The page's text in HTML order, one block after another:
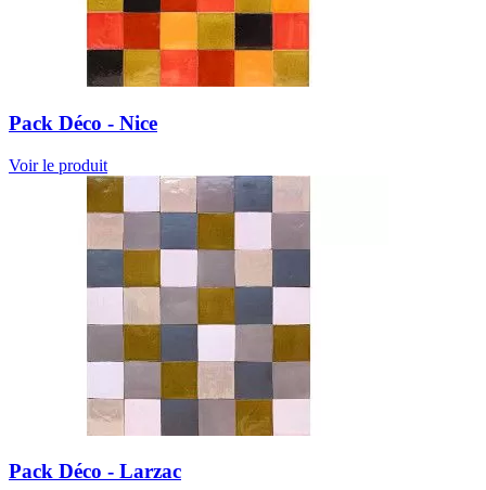
Pack Déco - Nice
Voir le produit
Pack Déco - Larzac